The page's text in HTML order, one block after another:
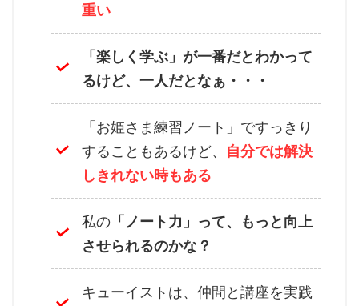
重い
「楽しく学ぶ」が一番だとわかって
るけど、一人だとなぁ・・・
「お姫さま練習ノート」ですっきり
することもあるけど、 自分では解決
しきれない時もある
私の 「ノート力」って、もっと向上
させられるのかな？
キューイストは、仲間と講座を実践